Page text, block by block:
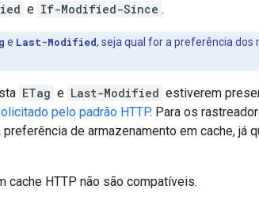
e If-Modified-Since .
e Last-Modified, seja qual for a preferência dos
ETag e Last-Modified estiverem
pelo padrão HTTP. Para os
preferência de armazenamento em cache, já
cache HTTP não são compatíveis.